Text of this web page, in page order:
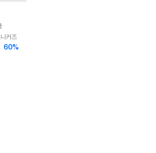
커즈
60%